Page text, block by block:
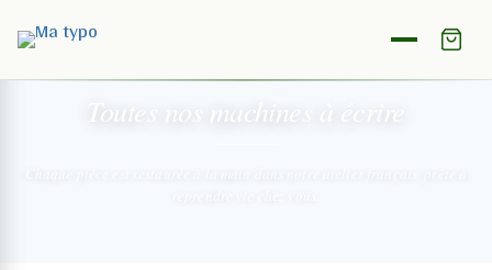
Toutes nos machines